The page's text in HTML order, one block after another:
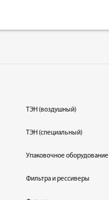
ТЭН (воздушный)
ТЭН (специальный)
Упаковочное оборудование
Фильтра и рессиверы